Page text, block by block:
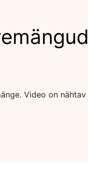
Video on nähtav